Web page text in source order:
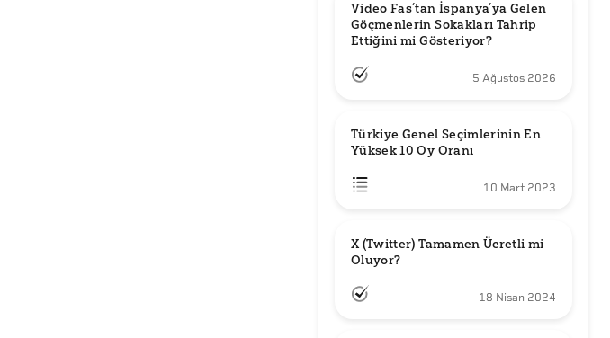
Video Fas’tan İspanya’ya Gelen
Göçmenlerin Sokakları Tahrip
Ettiğini mi Gösteriyor?
5 Ağustos 2026
Türkiye Genel Seçimlerinin En
Yüksek 10 Oy Oranı
10 Mart 2023
X (Twitter) Tamamen Ücretli mi
Oluyor?
18 Nisan 2024